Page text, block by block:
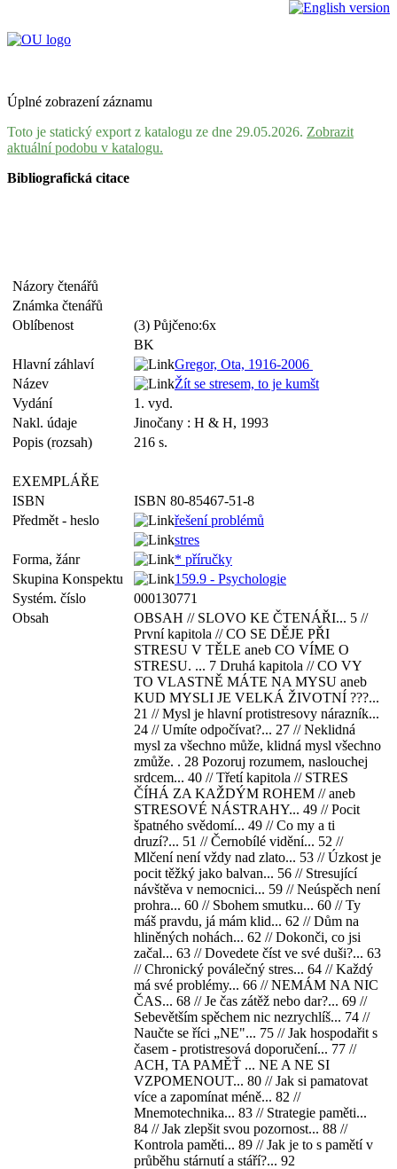
Úplné zobrazení záznamu
Toto je statický export z katalogu ze dne 29.05.2026. Zobrazit
aktuální podobu v katalogu.
Bibliografická citace
Názory čtenářů
Známka čtenářů
Oblíbenost
(3) Půjčeno:6x
BK
Hlavní záhlaví
Gregor, Ota, 1916-2006
Název
Žít se stresem, to je kumšt
Vydání
1. vyd.
Nakl. údaje
Jinočany : H & H, 1993
Popis (rozsah)
216 s.
EXEMPLÁŘE
ISBN
ISBN 80-85467-51-8
Předmět - heslo
řešení problémů
stres
Forma, žánr
* příručky
Skupina Konspektu
159.9 - Psychologie
Systém. číslo
000130771
Obsah
OBSAH // SLOVO KE ČTENÁŘI... 5 //
První kapitola // CO SE DĚJE PŘI
STRESU V TĚLE aneb CO VÍME O
STRESU. ... 7 Druhá kapitola // CO VY
TO VLASTNĚ MÁTE NA MYSU aneb
KUD MYSLI JE VELKÁ ŽIVOTNÍ ???...
21 // Mysl je hlavní protistresovy nárazník...
24 // Umíte odpočívat?... 27 // Neklidná
mysl za všechno může, klidná mysl všechno
zmůže. . 28 Pozoruj rozumem, naslouchej
srdcem... 40 // Třetí kapitola // STRES
ČÍHÁ ZA KAŽDÝM ROHEM // aneb
STRESOVÉ NÁSTRAHY... 49 // Pocit
špatného svědomí... 49 // Co my a ti
druzí?... 51 // Černobílé vidění... 52 //
Mlčení není vždy nad zlato... 53 // Úzkost je
pocit těžký jako balvan... 56 // Stresující
návštěva v nemocnici... 59 // Neúspěch není
prohra... 60 // Sbohem smutku... 60 // Ty
máš pravdu, já mám klid... 62 // Dům na
hliněných nohách... 62 // Dokonči, co jsi
začal... 63 // Dovedete číst ve své duši?... 63
// Chronický poválečný stres... 64 // Každý
má své problémy... 66 // NEMÁM NA NIC
ČAS... 68 // Je čas zátěž nebo dar?... 69 //
Sebevětším spěchem nic nezrychlíš... 74 //
Naučte se říci „NE"... 75 // Jak hospodařit s
časem - protistresová doporučení... 77 //
ACH, TA PAMĚŤ ... NE A NE SI
VZPOMENOUT... 80 // Jak si pamatovat
více a zapomínat méně... 82 //
Mnemotechnika... 83 // Strategie paměti...
84 // Jak zlepšit svou pozornost... 88 //
Kontrola paměti... 89 // Jak je to s pamětí v
průběhu stárnutí a stáří?... 92